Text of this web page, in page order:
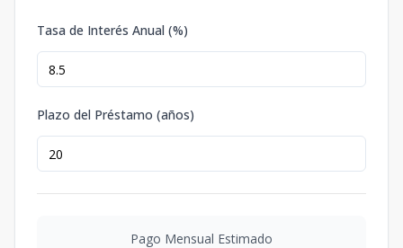
Tasa de Interés Anual (%)
Plazo del Préstamo (años)
Pago Mensual Estimado